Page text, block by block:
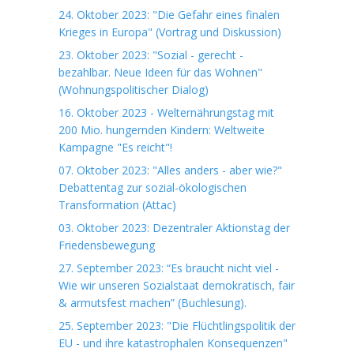
24. Oktober 2023: "Die Gefahr eines finalen
Krieges in Europa" (Vortrag und Diskussion)
23. Oktober 2023: "Sozial - gerecht -
bezahlbar. Neue Ideen für das Wohnen"
(Wohnungspolitischer Dialog)
16. Oktober 2023 - Welternährungstag mit
200 Mio. hungernden Kindern: Weltweite
Kampagne "Es reicht"!
07. Oktober 2023: "Alles anders - aber wie?"
Debattentag zur sozial-ökologischen
Transformation (Attac)
03. Oktober 2023: Dezentraler Aktionstag der
Friedensbewegung
27. September 2023: “Es braucht nicht viel -
Wie wir unseren Sozialstaat demokratisch, fair
& armutsfest machen” (Buchlesung).
25. September 2023: "Die Flüchtlingspolitik der
EU - und ihre katastrophalen Konsequenzen"